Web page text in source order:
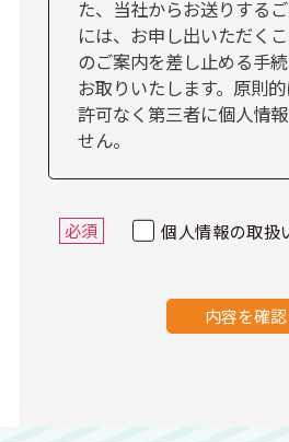
た、当社からお送りする
には、お申し出いただく
のご案内を差し止める手
お取りいたします。原則
許可なく第三者に個人情
せん。
必須 個人情報の取扱
内容を確認